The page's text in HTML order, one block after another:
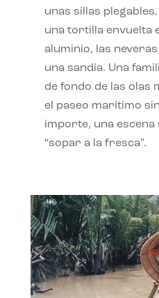
unas sillas
una tortilla envuelta
aluminio, las
una sandía. Una
de fondo de las olas
el paseo marítimo
importe, una escena
“sopar a la fresca”.